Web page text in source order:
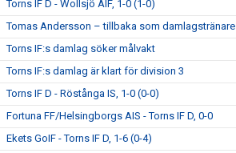
Torns IF D - Wollsjö AIF, 1-0 (1-0)
Tomas Andersson – tillbaka som damlagstränare
Torns IF:s damlag söker målvakt
Torns IF:s damlag är klart för division 3
Torns IF D - Röstånga IS, 1-0 (0-0)
Fortuna FF/Helsingborgs AIS - Torns IF D, 0-0
Ekets GoIF - Torns IF D, 1-6 (0-4)